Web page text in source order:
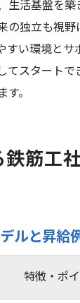
生活基盤を
の独立も視野
すい環境とサ
てスタート
。
筋工
ルと昇給
特徴・ポ